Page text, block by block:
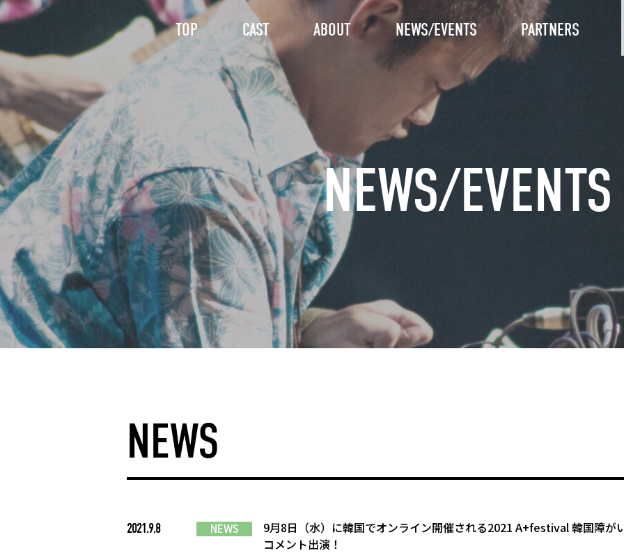
NEWS/EVENTS
TOP CAST ABOUT NEWS/EVENTS PARTNERS
NEWS
2021.9.8 NEWS
9月8日（水）に韓国でオンライン開催される2021 A+festival 韓国障が
コメント出演！